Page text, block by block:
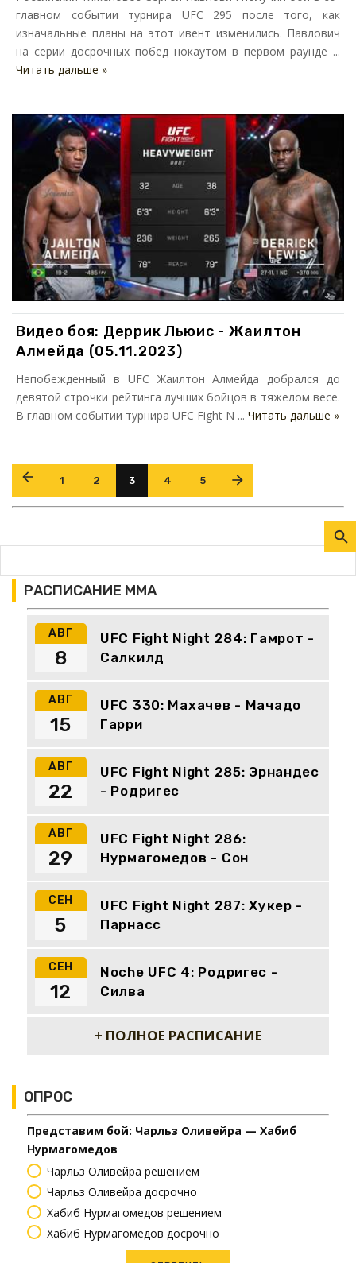
РАСПИСАНИЕ ММА
АВГ
UFC Fight Night 284: Гамрот -
Салкилд
8
АВГ
UFC 330: Махачев - Мачадо
Гарри
15
АВГ
UFC Fight Night 285: Эрнандес
- Родригес
22
АВГ
UFC Fight Night 286:
Нурмагомедов - Сон
29
СЕН
UFC Fight Night 287: Хукер -
Парнасс
5
СЕН
Noche UFC 4: Родригес -
Силва
12
+ ПОЛНОЕ РАСПИСАНИЕ
ОПРОС
Представим бой: Чарльз Оливейра — Хабиб
Нурмагомедов
Чарльз Оливейра решением
Чарльз Оливейра досрочно
Хабиб Нурмагомедов решением
Хабиб Нурмагомедов досрочно
главном событии турнира UFC 295 после того, как
изначальные планы на этот ивент изменились. Павлович
на серии досрочных побед нокаутом в первом раунде ...
Читать дальше »
Видео боя: Деррик Льюис - Жаилтон
Алмейда (05.11.2023)
Непобежденный в UFC Жаилтон Алмейда добрался до
девятой строчки рейтинга лучших бойцов в тяжелом весе.
В главном событии турнира UFC Fight N ... Читать дальше »
1 2 3 4 5